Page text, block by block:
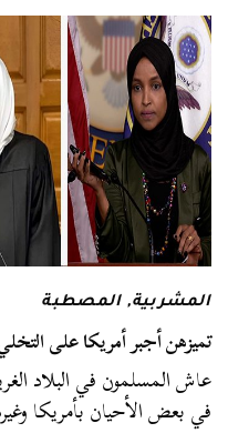
المشربية,المصطبة
تميزهن أجبر أمريكا على
عاش المسلمون في البلاد
في بعض الأحيان بأمريكا